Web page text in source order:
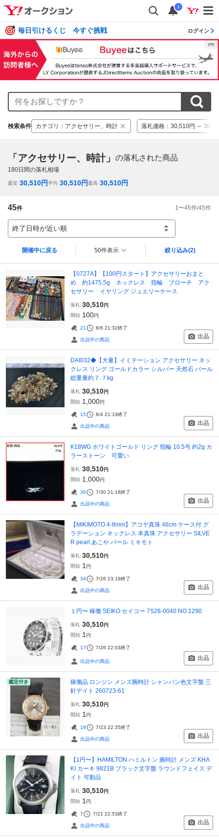
i
毎日引けるくじ 今すぐ挑戦 ログイン
検索条件 カテゴリ ： アクセサリー、時計 落札価格 ： 30,510円 ～
「アクセサリー、時計」 の落札された商品
180日間の落札相場
最安 30,510円平均 30,510円最高 30,510円
45件 1 〜45件/45件
終了日時が近い順
開催中に戻る 50件表示 絞り込み(2)
【0727A】【100円スタート】アクセサリーおまと
め 約1475,5g ネックレス 指輪 ブローチ アク
セサリー イヤリング ジュエリーケース
落札 30,510円
開始 100円
21 8/6 21:32終了
出品中の商品 出品
DAI032◆【大量】イミテーション アクセサリー ネッ
クレス リング ゴールドカラー シルバー 天然石 パール
総重量約７.７kg
落札 30,510円
開始 1,000円
15 8/4 21:19終了
出品中の商品 出品
K18WG ホワイトゴールド リング 指輪 10.5号 約2g カ
ラーストーン 可愛い
落札 30,510円
開始 1,000円
30 7/30 21:18終了
出品中の商品 出品
【MIKIMOTO 4-8mm】アコヤ真珠 46cm ケース付 グ
ラデーション ネックレス 本真珠 アクセサリー SILVE
R pearl あこや パール ミキモト
落札 30,510円
開始 1 円
34 7/26 23:19終了
出品中の商品 出品
１円〜 稼働 SEIKO セイコー 7S26-0040 NO.1290
落札 30,510円
開始 1 円
17 7/26 22:03終了
出品中の商品 出品
鑑定付き
稼働品 ロンジン メンズ腕時計 シャンパン色文字盤 三
針デイト 260723-61
落札 30,510円
開始 1 円
18 7/23 22:35終了
出品中の商品 出品
【1円〜】HAMILTON ハミルトン 腕時計 メンズ KHA
KI カーキ 9821B ブラック文字盤 ラウンドフェイス デ
イト 可動品
落札 30,510円
開始 1 円
7 7/21 22:53終了
出品中の商品 出品